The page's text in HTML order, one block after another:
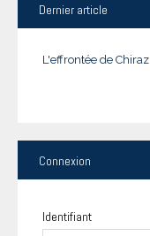
Dernier article
L'effrontée de Chiraz
Connexion
Identifiant